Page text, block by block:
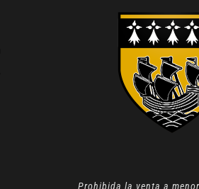
Prohibida la venta a